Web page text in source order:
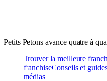
Petits Petons avance quatre à
Trouver la meilleure
franchiseConseils et guides
médias